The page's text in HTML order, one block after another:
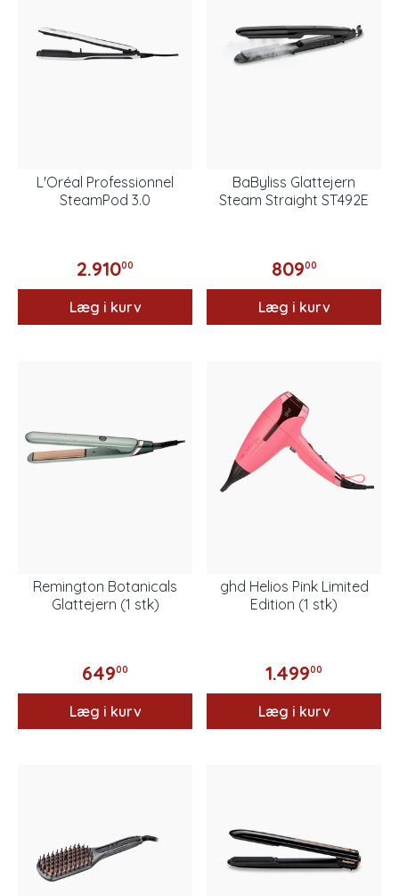
L'Oréal Professionnel
SteamPod 3.0
2.91000
Læg i kurv
BaByliss Glattejern
Steam Straight ST492E
80900
Læg i kurv
Remington Botanicals
Glattejern (1 stk)
64900
Læg i kurv
ghd Helios Pink Limited
Edition (1 stk)
1.49900
Læg i kurv